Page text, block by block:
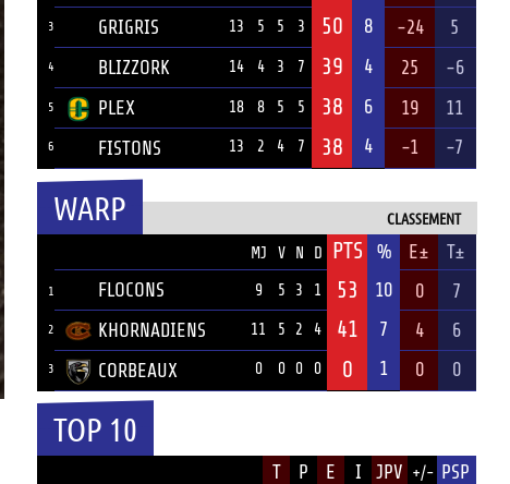
3 GRIGRIS 13 5 5 3 50 8 -24 5
4 BLIZZORK 14 4 3 7 39 4 25 -6
5 PLEX 18 8 5 5 38 6 19 11
6 FISTONS 13 2 4 7 38 4 -1 -7
CLASSEMENT
WARP
MJ V N D PTS % E± T±
1 FLOCONS 9 5 3 1 53 10 0 7
2 KHORNADIENS 11 5 2 4 41 7 4 6
3 CORBEAUX 0 0 0 0 0 1 0 0
TOP 10
T P E I JPV +/- PSP